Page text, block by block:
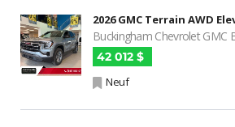
2026 GMC Terrain AWD
Buckingham Chevrolet GMC
42 012 $
Neuf